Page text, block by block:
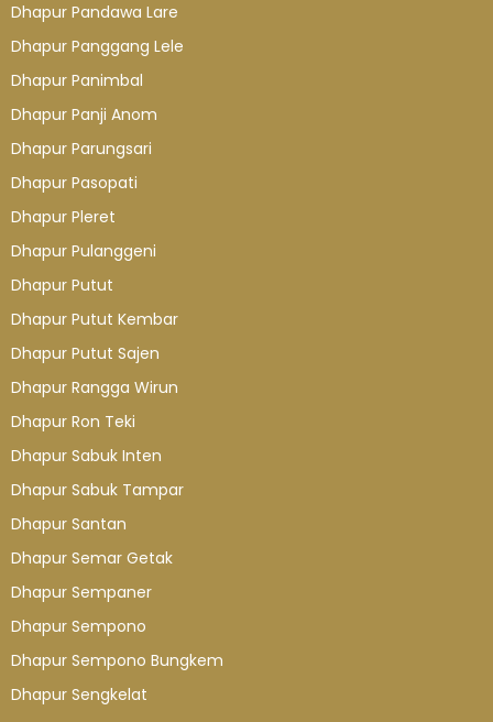
Dhapur Pandawa Lare
Dhapur Panggang Lele
Dhapur Panimbal
Dhapur Panji Anom
Dhapur Parungsari
Dhapur Pasopati
Dhapur Pleret
Dhapur Pulanggeni
Dhapur Putut
Dhapur Putut Kembar
Dhapur Putut Sajen
Dhapur Rangga Wirun
Dhapur Ron Teki
Dhapur Sabuk Inten
Dhapur Sabuk Tampar
Dhapur Santan
Dhapur Semar Getak
Dhapur Sempaner
Dhapur Sempono
Dhapur Sempono Bungkem
Dhapur Sengkelat